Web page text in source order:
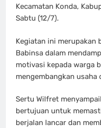
Kecamatan Konda,
Sabtu (12/7).
Kegiatan ini merupakan
Babinsa dalam
motivasi kepada warga
mengembangkan
Sertu Wilfret
bertujuan untuk
berjalan lancar dan